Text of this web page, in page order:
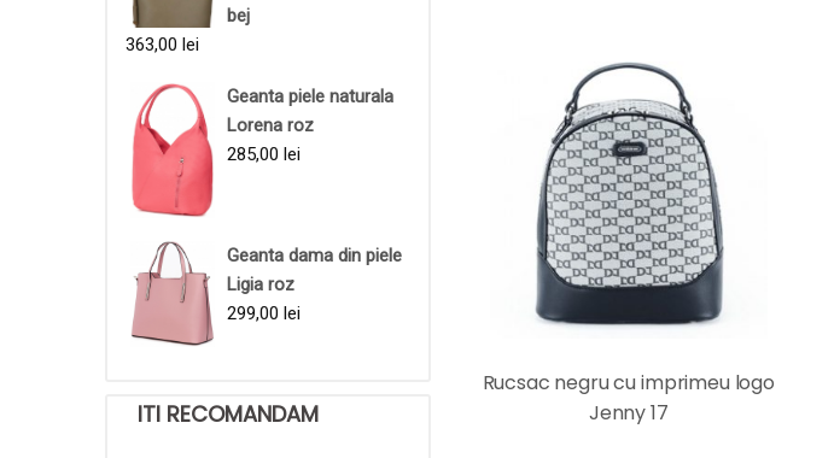
bej
363,00 lei
Geanta piele naturala
Lorena roz
285,00 lei
Geanta dama din piele
Ligia roz
299,00 lei
ITI RECOMANDAM
Rucsac negru cu imprimeu logo
Jenny 17